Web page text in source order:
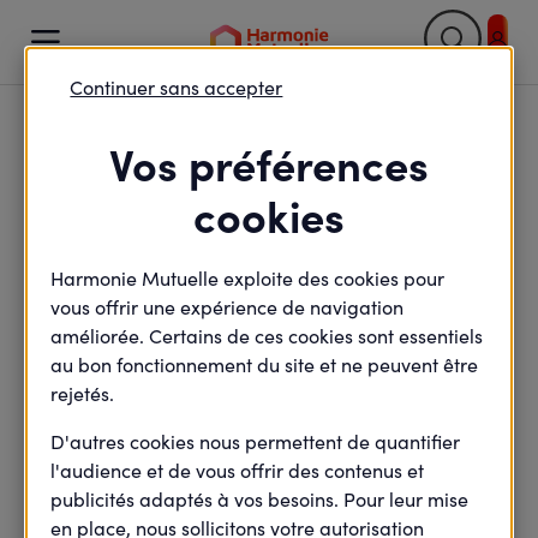

Prime de Partage de la
Valeur : l'essentiel pour
la mettre en place
Mis à jour le27 février 2025
Vos préférences
cookies
Harmonie Mutuelle exploite des cookies pour
vous offrir une expérience de navigation
améliorée. Certains de ces cookies sont essentiels
au bon fonctionnement du site et ne peuvent être
rejetés.
D'autres cookies nous permettent de quantifier
l'audience et de vous offrir des contenus et
publicités adaptés à vos besoins. Pour leur mise
en place, nous sollicitons votre autorisation
Continuer sans accepter